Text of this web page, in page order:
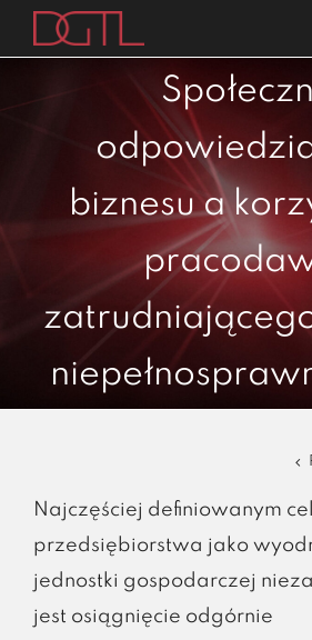
Przejdź
publikacje
biznesu a
Najczęściej definiowanym
przedsiębiorstwa jako
jednostki gospodarczej
jest osiągnięcie odgórnie